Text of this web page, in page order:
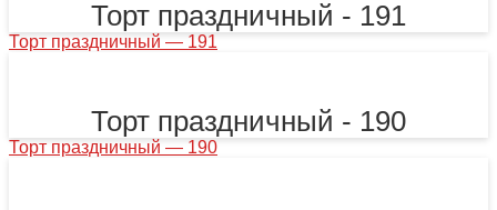
Торт праздничный - 191
Торт праздничный — 191
Торт праздничный - 190
Торт праздничный — 190